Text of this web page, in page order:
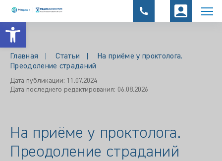
Открыть панель инструментов
Главная Статьи
На приёме у проктолога.
Преодоление страданий
Дата публикации: 11.07.2024
Дата последнего редактирования: 06.08.2026
На приёме у проктолога.
Преодоление страданий